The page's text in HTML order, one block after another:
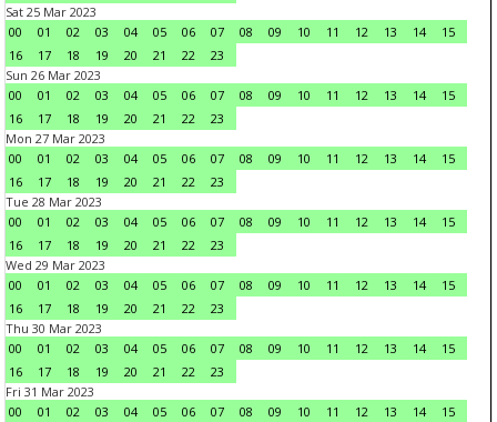
Sat 25 Mar 2023
00
01 02 03 04 05 06 07 08 09 10 11 12 13 14
15
16
17 18 19 20 21 22
23
Sun 26 Mar 2023
00
01 02 03 04 05 06 07 08 09 10 11 12 13 14
15
16
17 18 19 20 21 22
23
Mon 27 Mar 2023
00
01 02 03 04 05 06 07 08 09 10 11 12 13 14
15
16
17 18 19 20 21 22
23
Tue 28 Mar 2023
00
01 02 03 04 05 06 07 08 09 10 11 12 13 14
15
16
17 18 19 20 21 22
23
Wed 29 Mar 2023
00
01 02 03 04 05 06 07 08 09 10 11 12 13 14
15
16
17 18 19 20 21 22
23
Thu 30 Mar 2023
00
01 02 03 04 05 06 07 08 09 10 11 12 13 14
15
16
17 18 19 20 21 22
23
Fri 31 Mar 2023
00
01 02 03 04 05 06 07 08 09 10 11 12 13 14
15